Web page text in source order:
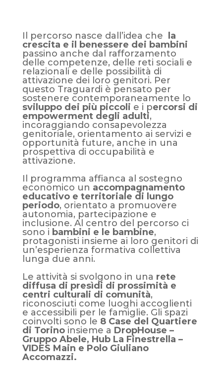
Il percorso nasce dall ’idea che
la
crescita e il benessere dei bambini
passino anche dal rafforzamento
delle competenze, delle reti sociali e
relazionali e delle possibilità di
attivazione dei loro genitori. Per
questo Traguardi è pensato per
sostenere contemporaneamente lo
sviluppo dei più piccoli e i percorsi di
empowerment degli adulti,
incoraggiando consapevolezza
genitoriale, orientamento ai servizi e
opportunità future, anche in una
prospettiva di occupabilità e
attivazione.
Il programma affianca al sostegno
economico un accompagnamento
educativo e territoriale di lungo
periodo, orientato a promuovere
autonomia, partecipazione e
inclusione. Al centro del percorso ci
sono i bambini e le bambine,
protagonisti insieme ai loro genitori di
un’esperienza formativa collettiva
lunga due anni.
Le attività si svolgono in una rete
diffusa di presìdi di prossimità e
centri culturali di comunità,
riconosciuti come luoghi accoglienti
e accessibili per le famiglie. Gli spazi
coinvolti sono le 8 Case del Quartiere
di Torinoinsieme a DropHouse –
Gruppo Abele, Hub La Finestrella –
VIDES Main e Polo Giuliano
Accomazzi.